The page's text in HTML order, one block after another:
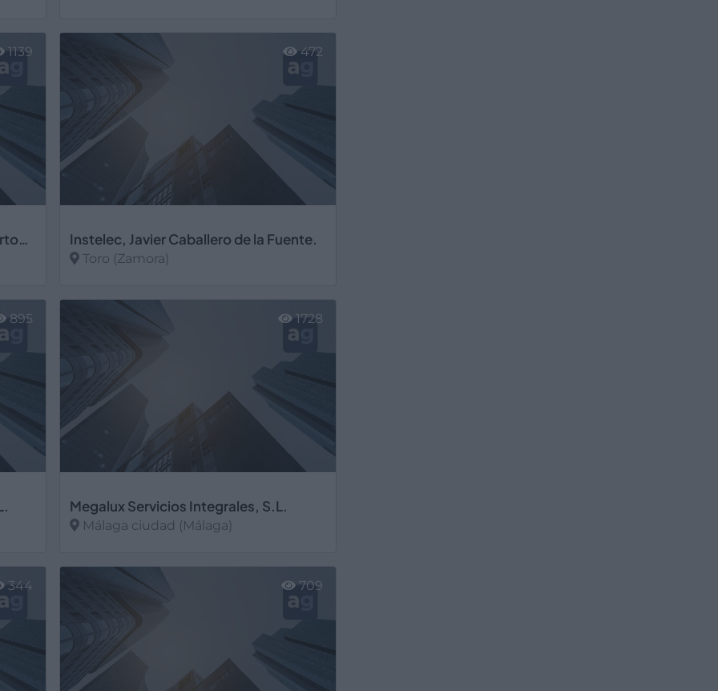
Instalaciones Eléctricas García Bertomeu
1139
Instelec, Javier Caballero de la Fuente.
Toro (Zamora)
472
895
Megalux Servicios Integrales, S.L.
Málaga ciudad (Málaga)
1728
344 709